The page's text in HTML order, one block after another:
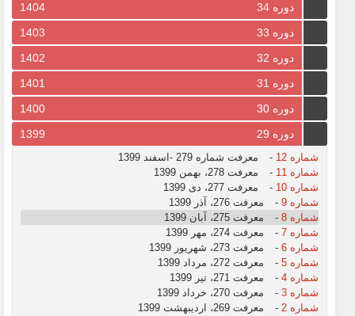
دوره 34
1404
دوره 33
1403
دوره 32
1402
دوره 31
1401
دوره 30
1400
دوره 29
1399
شماره 12 -
معرفت شماره 279 -اسفند 1399
شماره 11
-
معرفت 278، بهمن 1399
شماره 10
-
معرفت 277، دی 1399
شماره 9
-
معرفت 276، آذر 1399
شماره 8
-
معرفت 275، آبان 1399
شماره 7
-
معرفت 274، مهر 1399
شماره 6
-
معرفت 273، شهریور 1399
شماره 5
-
معرفت 272، مرداد 1399
شماره 4
-
معرفت 271، تیر 1399
شماره 3
-
معرفت 270، خرداد 1399
شماره 2
-
معرفت 269، اردیبهشت 1399